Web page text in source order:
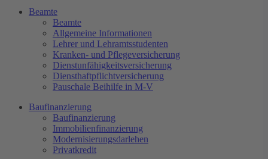
Immobilienmakler
Aktuelle Immobilienangebote
Bauträger
Onlineberatung
Termin vereinbaren
Schaden melden
Beamte
Beamte
Allgemeine Informationen
Lehrer und Lehramtsstudenten
Kranken- und Pflegeversicherung
Dienstunfähigkeitsversicherung
Diensthaftpflichtversicherung
Pauschale Beihilfe in M-V
Baufinanzierung
Baufinanzierung
Immobilienfinanzierung
Modernisierungsdarlehen
Privatkredit